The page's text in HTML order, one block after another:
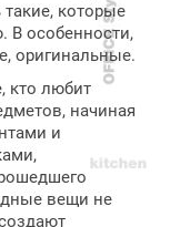
такие, которые
В особенности,
оригинальные.
кто любит
начиная
и
вещи не